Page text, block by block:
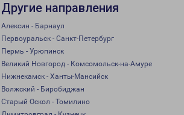
Другие направления
Алексин - Барнаул
Первоуральск - Санкт-Петербург
Пермь - Урюпинск
Великий Новгород - Комсомольск-на-Амуре
Нижнекамск - Ханты-Мансийск
Волжский - Биробиджан
Старый Оскол - Томилино